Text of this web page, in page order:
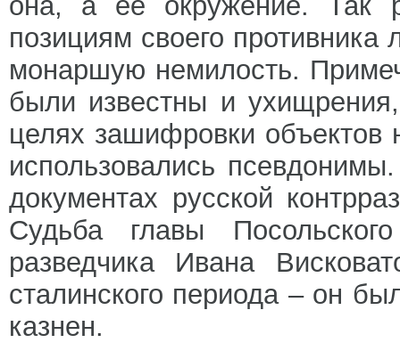
позициям своего
монаршую немилость.
были известны и
целях зашифровки объектов
использовались
документах русской
Судьба главы
разведчика Ивана
сталинского периода – он
казнен.